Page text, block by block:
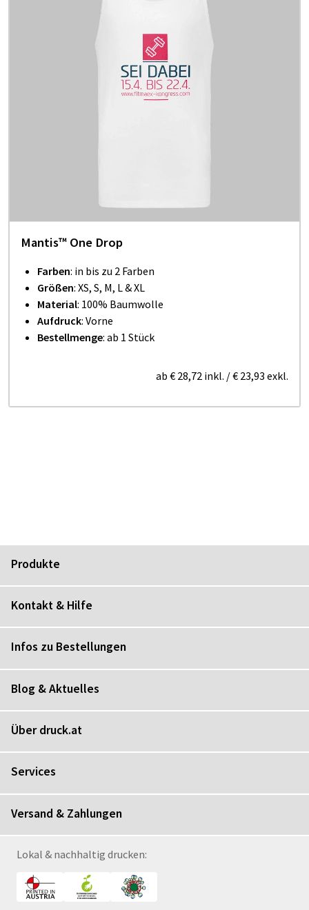
Mantis™ One Drop
Farben: in bis zu 2 Farben
Größen: XS, S, M, L & XL
Material: 100% Baumwolle
Aufdruck: Vorne
Bestellmenge: ab 1 Stück
ab € 28,72 inkl. /€ 23,93 exkl.
Produkte
Kontakt & Hilfe
Infos zu Bestellungen
Blog & Aktuelles
Über druck.at
Services
Versand & Zahlungen
Lokal & nachhaltig drucken: